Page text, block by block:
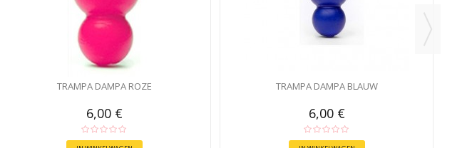
TRAMPA DAMPA ROZE
6,00 €
TRAMPA DAMPA BLAUW
6,00 €